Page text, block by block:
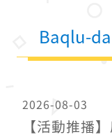
Baqlu-
2026-08-03
【活動推播